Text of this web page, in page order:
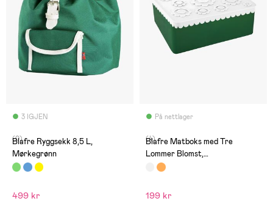
3 IGJEN
(0)
Blafre Ryggsekk 8,5 L,
Mørkegrønn
499 kr
På nettlager
(4)
Blafre Matboks med Tre
Lommer Blomst,
Hvit/Mørkegrønn
199 kr